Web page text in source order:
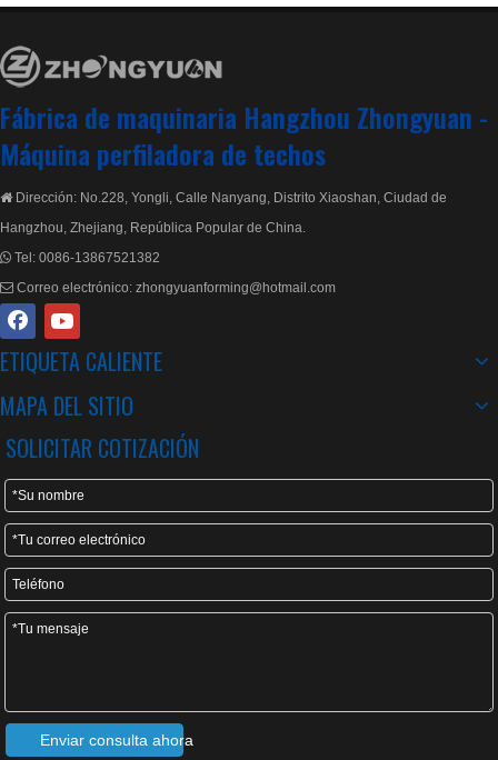
máquinas en el extranjero.
Más de 100 juegos de máquinas exportadas cada año
Más de 65 países utilizan máquinas Zhongyuan
Parámetros técnicos principales de la máquina formadora
de correas C:
Peso: alimentación del material: 11150 kg.
formación: 11530kgs
formando: 15 grupos
Potencia del motor principal: 5,5*4kw
Tamaño de la máquina: 13m*2,2m*2m
Contáctenos:
Correo electrónico:
Multitud. /Wechat/Whatsapp: +86 13867521382
Fábrica de maquinaria Hangzhou Zhongyuan -
Máquina perfiladora de techos
 Dirección: No.228, Yongli, Calle Nanyang, Distrito Xiaoshan, Ciudad de
Hangzhou, Zhejiang, República Popular de China.
 Tel: 0086-13867521382
 Correo electrónico: zhongyuanforming@hotmail.com
ETIQUETA CALIENTE
MAPA DEL SITIO
SOLICITAR COTIZACIÓN
Enviar consulta ahora